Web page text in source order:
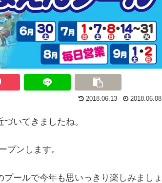
2018.06.13 2018.06.08
いてきましたね。
プンします。
ールで今年も思いっきり楽しみましょ